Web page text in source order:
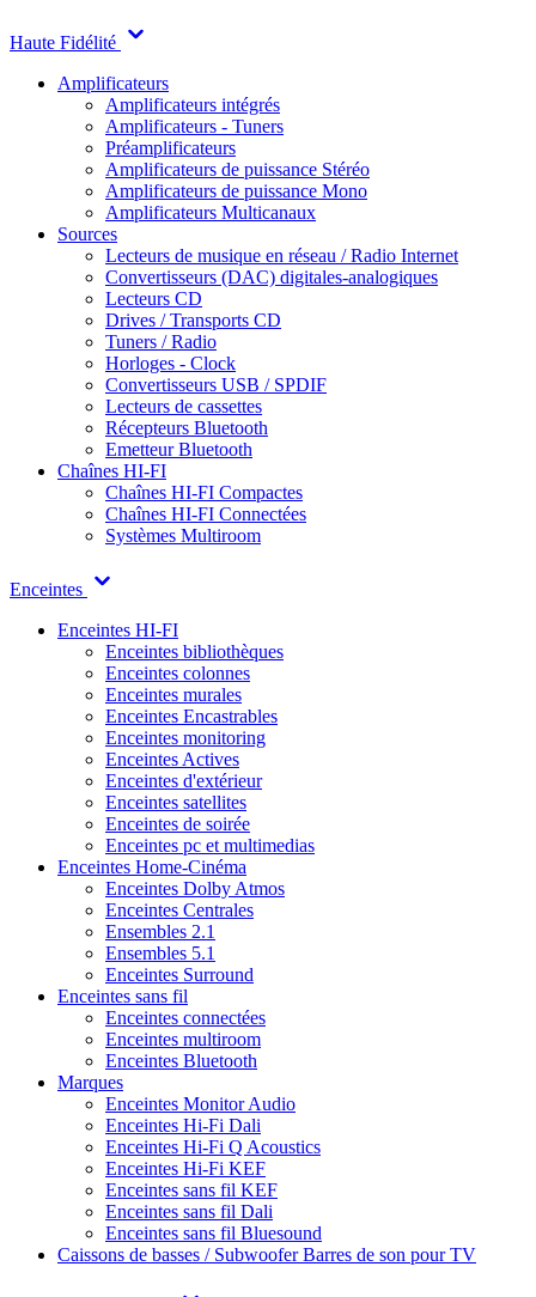
Haute Fidélité
Amplificateurs
Amplificateurs intégrés
Amplificateurs - Tuners
Préamplificateurs
Amplificateurs de puissance Stéréo
Amplificateurs de puissance Mono
Amplificateurs Multicanaux
Sources
Lecteurs de musique en réseau / Radio Internet
Convertisseurs (DAC) digitales-analogiques
Lecteurs CD
Drives / Transports CD
Tuners / Radio
Horloges - Clock
Convertisseurs USB / SPDIF
Lecteurs de cassettes
Récepteurs Bluetooth
Emetteur Bluetooth
Chaînes HI-FI
Chaînes HI-FI Compactes
Chaînes HI-FI Connectées
Systèmes Multiroom
Enceintes
Enceintes HI-FI
Enceintes bibliothèques
Enceintes colonnes
Enceintes murales
Enceintes Encastrables
Enceintes monitoring
Enceintes Actives
Enceintes d'extérieur
Enceintes satellites
Enceintes de soirée
Enceintes pc et multimedias
Enceintes Home-Cinéma
Enceintes Dolby Atmos
Enceintes Centrales
Ensembles 2.1
Ensembles 5.1
Enceintes Surround
Enceintes sans fil
Enceintes connectées
Enceintes multiroom
Enceintes Bluetooth
Marques
Enceintes Monitor Audio
Enceintes Hi-Fi Dali
Enceintes Hi-Fi Q Acoustics
Enceintes Hi-Fi KEF
Enceintes sans fil KEF
Enceintes sans fil Dali
Enceintes sans fil Bluesound
Caissons de basses / SubwooferBarres de son pour TV